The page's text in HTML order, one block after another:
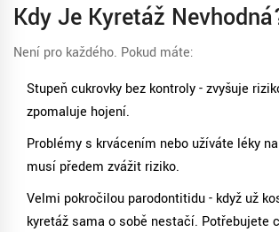
Kdy Je Kyretáž
Není pro každého. Pokud máte:
Stupeň cukrovky bez kontroly - zvyšuje
zpomaluje hojení.
Problémy s krvácením nebo užíváte léky
musí předem zvážit riziko.
Velmi pokročilou parodontitidu - když už
kyretáž sama o sobě nestačí. Potřebujete